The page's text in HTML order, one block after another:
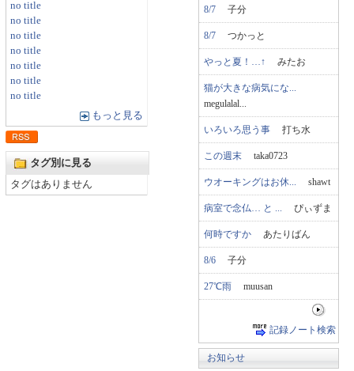
no title
no title
no title
no title
no title
no title
no title
もっと見る
タグ別に見る
タグはありません
8/7 子分
8/7 つかっと
やっと夏！…↑ みたお
猫が大きな病気にな...
megulalal...
いろいろ思う事 打ち水
この週末 taka0723
ウオーキングはお休... shawt
病室で念仏… と ... ぴぃずま
何時ですか あたりばん
8/6 子分
27℃雨 muusan
記録ノート検索
お知らせ